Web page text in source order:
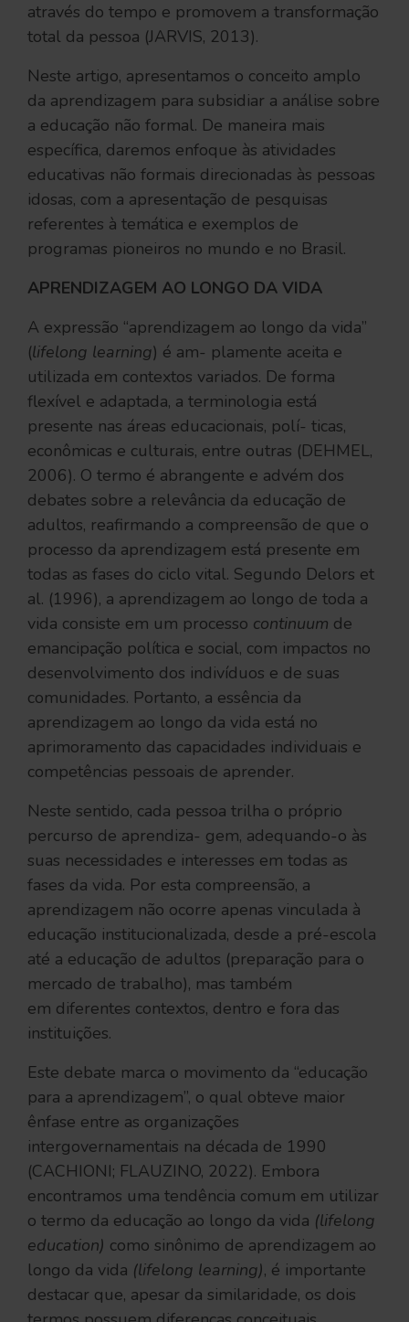
através do tempo e promovem a transformação
total da pessoa (JARVIS, 2013).
Neste artigo, apresentamos o conceito amplo
da aprendizagem para subsidiar a análise sobre
a educação não formal. De maneira mais
específica, daremos enfoque às atividades
educativas não formais direcionadas às pessoas
idosas, com a apresentação de pesquisas
referentes à temática e exemplos de
programas pioneiros no mundo e no Brasil.
APRENDIZAGEM AO LONGO DA VIDA
A expressão “aprendizagem ao longo da vida”
(lifelong learning) é am- plamente aceita e
utilizada em contextos variados. De forma
flexível e adaptada, a terminologia está
presente nas áreas educacionais, polí- ticas,
econômicas e culturais, entre outras (DEHMEL,
2006). O termo é abrangente e advém dos
debates sobre a relevância da educação de
adultos, reafirmando a compreensão de que o
processo da aprendizagem está presente em
todas as fases do ciclo vital. Segundo Delors et
al. (1996), a aprendizagem ao longo de toda a
vida consiste em um processo continuum de
emancipação política e social, com impactos no
desenvolvimento dos indivíduos e de suas
comunidades. Portanto, a essência da
aprendizagem ao longo da vida está no
aprimoramento das capacidades individuais e
competências pessoais de aprender.
Neste sentido, cada pessoa trilha o próprio
percurso de aprendiza- gem, adequando-o às
suas necessidades e interesses em todas as
fases da vida. Por esta compreensão, a
aprendizagem não ocorre apenas vinculada à
educação institucionalizada, desde a pré-escola
até a educação de adultos (preparação para o
mercado de trabalho), mas também
em diferentes contextos, dentro e fora das
instituições.
Este debate marca o movimento da “educação
para a aprendizagem”, o qual obteve maior
ênfase entre as organizações
intergovernamentais na década de 1990
(CACHIONI; FLAUZINO, 2022). Embora
encontramos uma tendência comum em utilizar
o termo da educação ao longo da vida (lifelong
education) como sinônimo de aprendizagem ao
longo da vida (lifelong learning), é importante
destacar que, apesar da similaridade, os dois